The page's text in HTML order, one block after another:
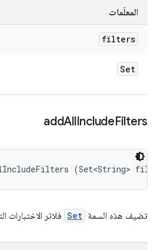
المعلَمات
filters
Set
addAllIncludeFilters
(Set<String>
تضيف هذه السمة Set فلاتر